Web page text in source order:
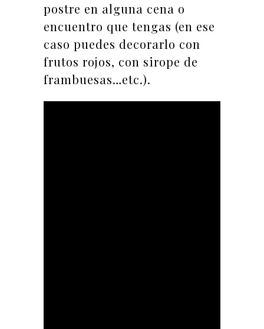
postre en alguna cena o
encuentro que tengas (en ese
caso puedes decorarlo con
frutos rojos, con sirope de
frambuesas…etc.).